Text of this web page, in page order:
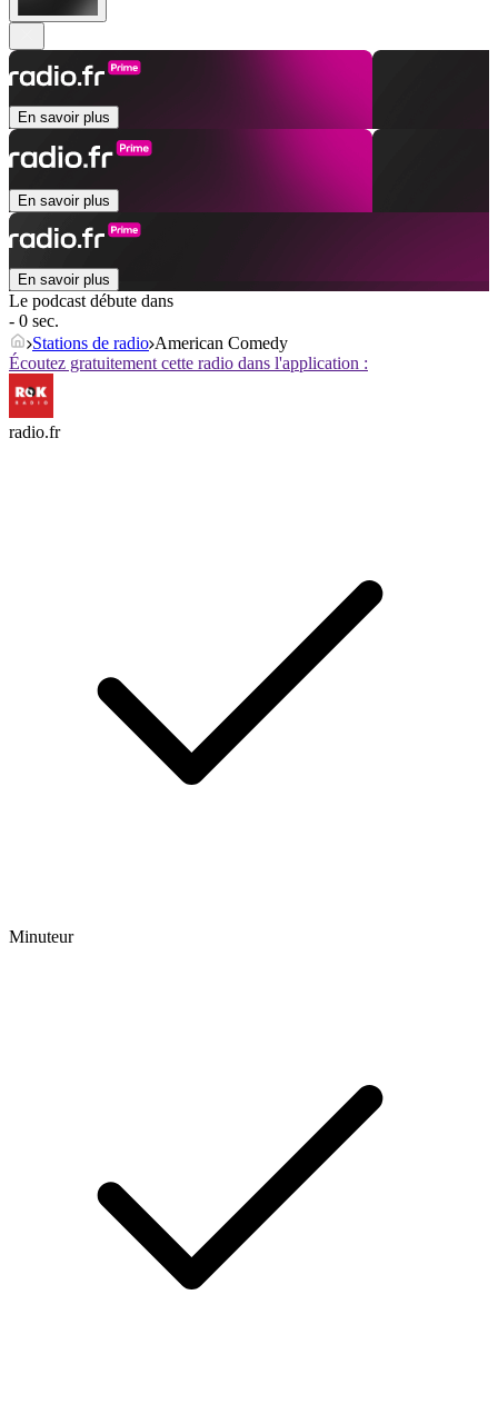
En savoir plus
En savoir plus
En savoir plus
Le podcast débute dans
- 0 sec.
Stations de radio American Comedy
Écoutez gratuitement cette radio dans l'application :
radio.fr
Minuteur